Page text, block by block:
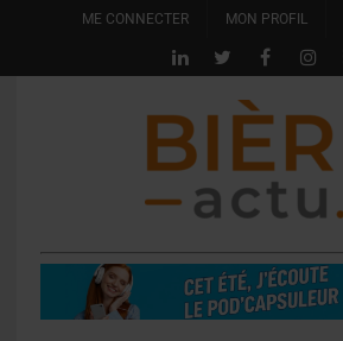
ME CONNECTER MON PROFIL